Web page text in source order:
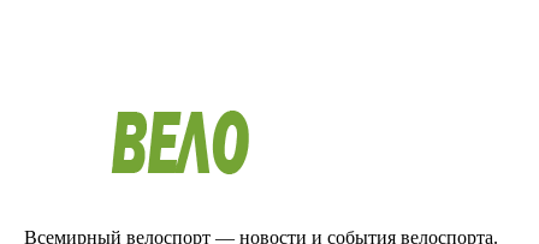
Всемирный велоспорт — новости и события велоспорта.